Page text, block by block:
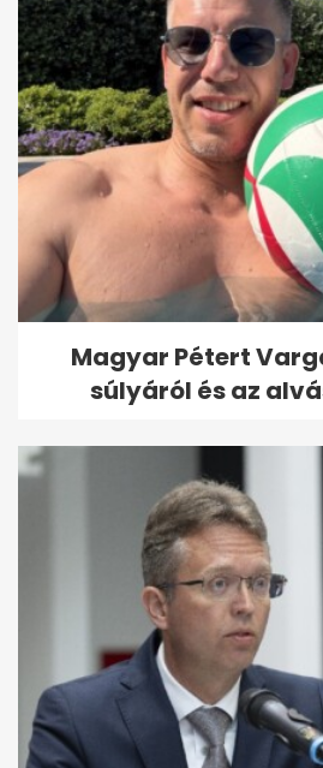
Magyar Pétert
súlyáról és az